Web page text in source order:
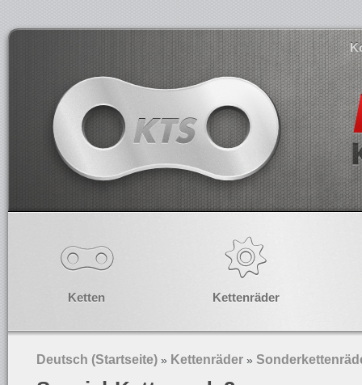
Ketten Kettenräder
Deutsch (Startseite) » Kettenräder »